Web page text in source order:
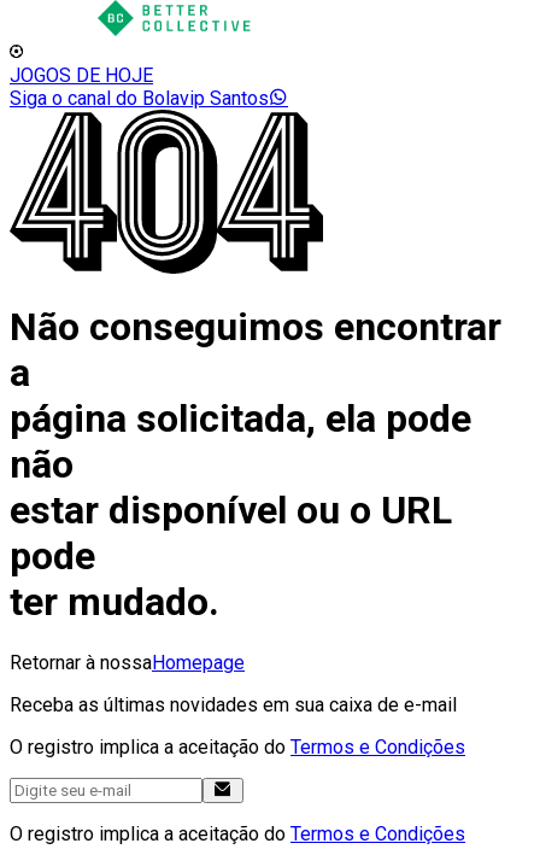
JOGOS DE HOJE
Siga o canal do Bolavip Santos
Não conseguimos encontrar
a
página solicitada, ela pode
não
estar disponível ou o URL
pode
ter mudado.
Retornar à nossaHomepage
Receba as últimas novidades em sua caixa de e-mail
O registro implica a aceitação do Termos e Condições
O registro implica a aceitação do Termos e Condições